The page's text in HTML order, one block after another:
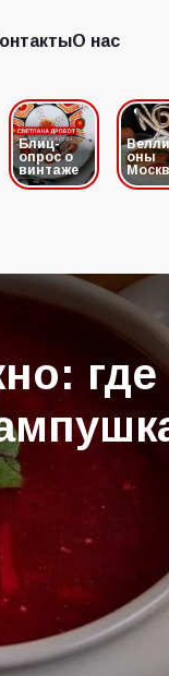
О нас
О нас
Блиц-
опрос о
винтаже
оны
где